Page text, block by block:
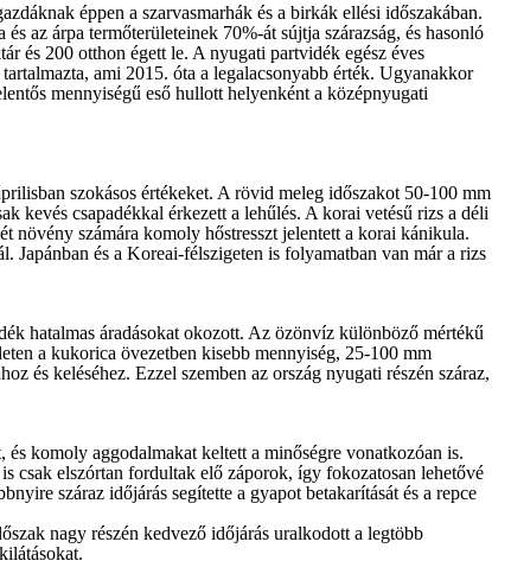
éppen a szarvasmarhák és a birkák ellési időszakában.
az árpa termőterületeinek 70%-át sújtja szárazság, és hasonló
és 200 otthon égett le. A nyugati partvidék egész éves
ami 2015. óta a legalacsonyabb érték. Ugyanakkor
mennyiségű eső hullott helyenként a középnyugati
szokásos értékeket. A rövid meleg időszakot 50-100 mm
kevés csapadékkal érkezett a lehűlés. A korai vetésű rizs a déli
növény számára komoly hőstresszt jelentett a korai kánikula.
Japánban és a Koreai-félszigeten is folyamatban van már a rizs
hatalmas áradásokat okozott. Az özönvíz különböző mértékű
a kukorica övezetben kisebb mennyiség, 25-100 mm
és keléséhez. Ezzel szemben az ország nyugati részén száraz,
komoly aggodalmakat keltett a minőségre vonatkozóan is.
csak elszórtan fordultak elő záporok, így fokozatosan lehetővé
száraz időjárás segítette a gyapot betakarítását és a repce
nagy részén kedvező időjárás uralkodott a legtöbb